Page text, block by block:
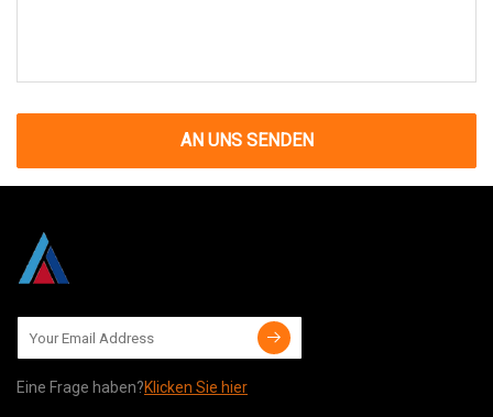
AN UNS SENDEN
Eine Frage haben?Klicken Sie hier